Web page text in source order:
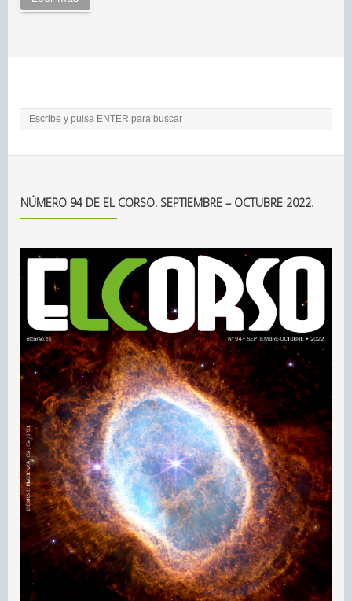
NÚMERO 94 DE EL CORSO. SEPTIEMBRE – OCTUBRE 2022.